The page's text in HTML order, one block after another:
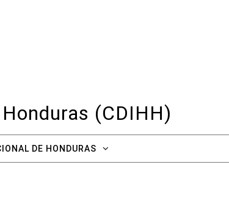
(CDIHH)
DE HONDURAS